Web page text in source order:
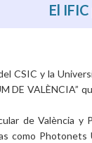
El
CSIC y la
DE VALÈNCIA”
de València y
como Photonets